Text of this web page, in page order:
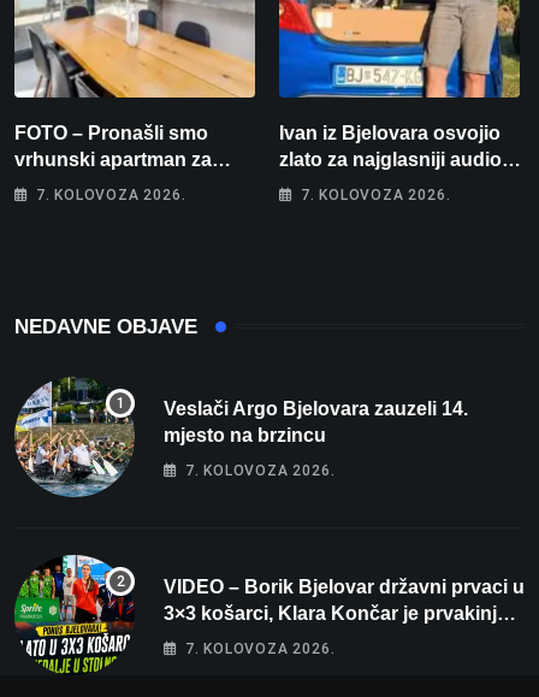
FOTO – Pronašli smo
vrhunski apartman za
odmor: Pogled na more, tri
7. KOLOVOZA 2026.
Ivan iz Bjelovara osvojio
zlato za najglasniji audio
sustav i srušio osobni
7. KOLOVOZA 2026.
NEDAVNE OBJAVE
Veslači Argo Bjelovara zauzeli 14.
mjesto na brzincu
7. KOLOVOZA 2026.
VIDEO – Borik Bjelovar državni prvaci u
3×3 košarci, Klara Končar je prvakinja
Hrvatske u stolnom tenisu!
7. KOLOVOZA 2026.